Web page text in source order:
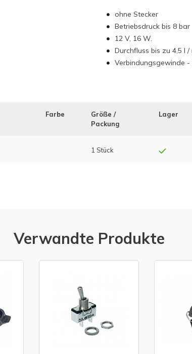
ohne Stecker
Betriebsdruck bis 8 bar
12 V, 16 W.
Durchfluss bis zu 4,5 l /
Verbindungsgewinde -
Farbe
Größe /
Packung
Lager
1 Stück
Verwandte Produkte